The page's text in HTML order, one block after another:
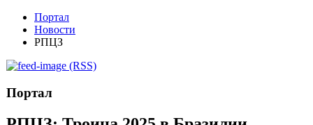
Портал
Новости
РПЦЗ
(RSS)
Портал